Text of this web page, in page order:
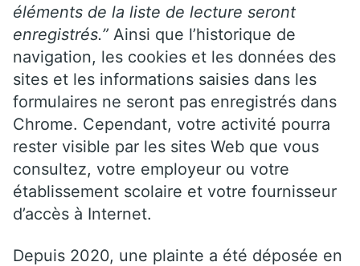
éléments de la liste de lecture seront
enregistrés.” Ainsi que l’historique de
navigation, les cookies et les données des
sites et les informations saisies dans les
formulaires ne seront pas enregistrés dans
Chrome. Cependant, votre activité pourra
rester visible par les sites Web que vous
consultez, votre employeur ou votre
établissement scolaire et votre fournisseur
d’accès à Internet.
Depuis 2020, une plainte a été déposée en